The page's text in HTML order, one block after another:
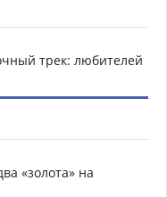
трек: любителей
«золота» на